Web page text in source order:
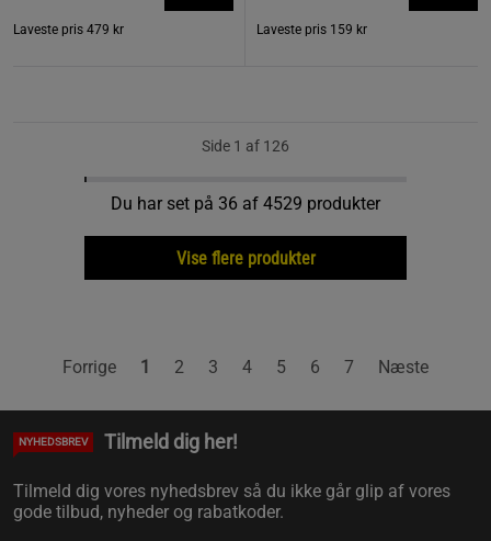
Laveste pris 479 kr Laveste pris 159 kr
Side 1 af 126
Du har set på 36 af 4529 produkter
Vise flere produkter
Forrige 1 2 3 4 5 6 7 Næste
NYHEDSBREV Tilmeld dig her!
Tilmeld dig vores nyhedsbrev så du ikke går glip af vores
gode tilbud, nyheder og rabatkoder.